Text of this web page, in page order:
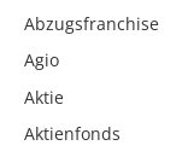
Abzugsfranchise
Agio
Aktie
Aktienfonds